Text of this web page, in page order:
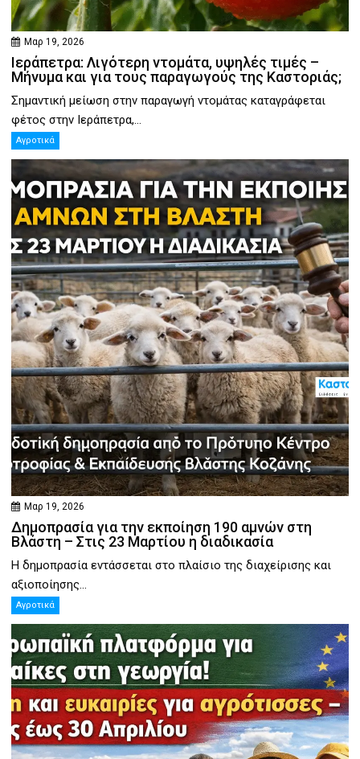
Μαρ 19, 2026
Ιεράπετρα: Λιγότερη ντομάτα, υψηλές τιμές –
Μήνυμα και για τους παραγωγούς της Καστοριάς;
Σημαντική μείωση στην παραγωγή ντομάτας καταγράφεται
φέτος στην Ιεράπετρα,...
Αγροτικά
Μαρ 19, 2026
Δημοπρασία για την εκποίηση 190 αμνών στη
Βλάστη – Στις 23 Μαρτίου η διαδικασία
Η δημοπρασία εντάσσεται στο πλαίσιο της διαχείρισης και
αξιοποίησης...
Αγροτικά